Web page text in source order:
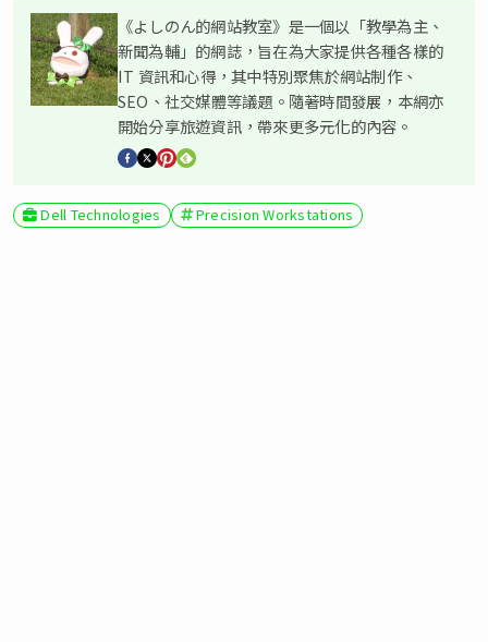
《よしのん的網站教室》是一個以「教學為主、
新聞為輔」的網誌，旨在為大家提供各種各樣的
IT 資訊和心得，其中特別聚焦於網站制作、
SEO、社交媒體等議題。隨著時間發展，本網亦
開始分享旅遊資訊，帶來更多元化的內容。
Dell Technologies Precision Workstations